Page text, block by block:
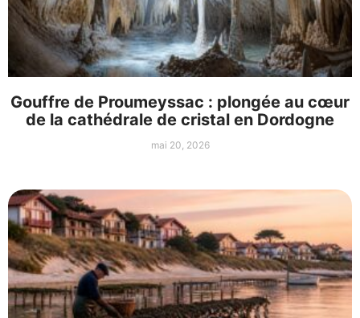
Gouffre de Proumeyssac : plongée au cœur
de la cathédrale de cristal en Dordogne
mai 20, 2026